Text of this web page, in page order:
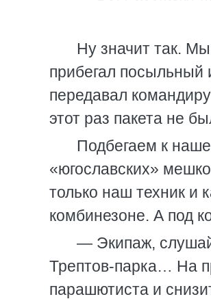
Ну значит так.
прибегал
передавал
этот раз пакета не
Подбегаем к
«югославских»
только наш техник и
комбинезоне. А под
— Экипаж,
Трептов-парка… На
парашютиста и